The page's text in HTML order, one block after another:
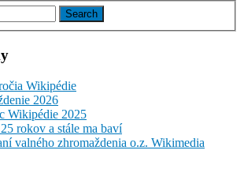
Wikipédie
2026
Wikipédie 2025
rokov a stále ma baví
valného zhromaždenia o.z. Wikimedia